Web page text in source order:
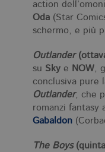
action
Oda (Star
schermo, e più
Outlander
su Sky e NOW,
conclusiva pure
Outlander, che
romanzi fantasy
Gabaldon
The Boys
del sito
degli
sito Web
delle
cookie
tecnici e
consenso.
Nome